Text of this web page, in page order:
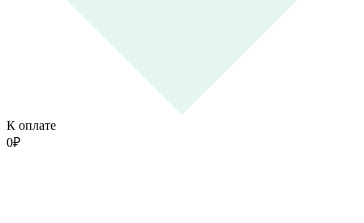
К оплате
0₽